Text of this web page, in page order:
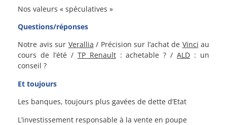
Nos valeurs « spéculatives »
Questions/réponses
Notre avis sur Verallia / Précision sur l’achat de Vinci au
cours de l’été / TP Renault: achetable ? /ALD : un
conseil ?
Et toujours
Les banques, toujours plus gavées de dette d’Etat
L’investissement responsable à la vente en poupe